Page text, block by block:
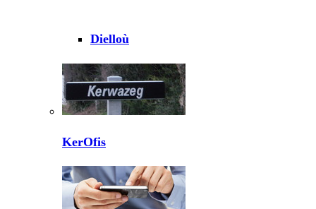
Dielloù
KerOfis